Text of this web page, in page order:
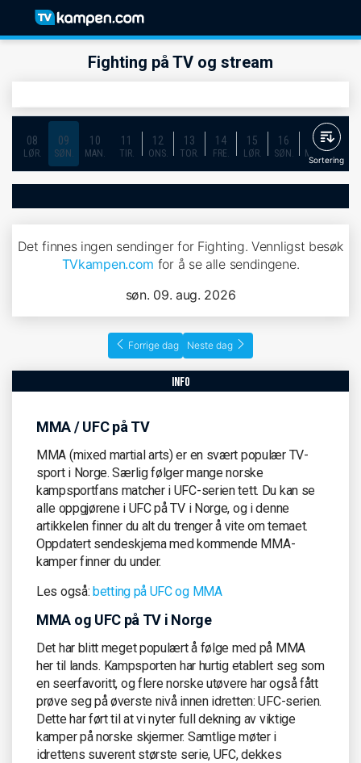
Fighting på TV og stream
08
LØR.
09
SØN.
10
MAN.
11
TIR.
12
ONS.
13
TOR.
14
FRE.
15
LØR.
16
SØN.
17
MAN.
Sortering
Det finnes ingen sendinger for Fighting. Vennligst besøk
TVkampen.com for å se alle sendingene.
søn. 09. aug. 2026
Forrige dag Neste dag
info
MMA / UFC på TV
MMA (mixed martial arts) er en svært populær TV-
sport i Norge. Særlig følger mange norske
kampsportfans matcher i UFC-serien tett. Du kan se
alle oppgjørene i UFC på TV i Norge, og i denne
artikkelen finner du alt du trenger å vite om temaet.
Oppdatert sendeskjema med kommende MMA-
kamper finner du under.
Les også: betting på UFC og MMA
MMA og UFC på TV i Norge
Det har blitt meget populært å følge med på MMA
her til lands. Kampsporten har hurtig etablert seg som
en seerfavoritt, og flere norske utøvere har også fått
prøve seg på øverste nivå innen idretten: UFC-serien.
Dette har ført til at vi nyter full dekning av viktige
kamper på norske skjermer. Samtlige møter i
idrettens suverent største serie, UFC, dekkes